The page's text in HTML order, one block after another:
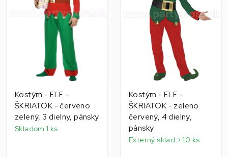
Kostým - ELF -
ŠKRIATOK - červeno
zelený, 3 dielny, pánsky
Skladom 1 ks
Kostým - ELF -
ŠKRIATOK - zeleno
červený, 4 dielny,
pánsky
Externý sklad > 10 ks